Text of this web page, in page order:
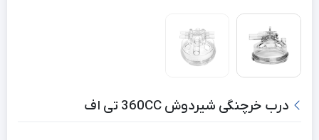
درب خرچنگی شیردوش 360CC تی اف